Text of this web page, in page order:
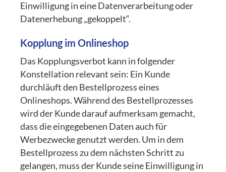
Einwilligung in eine Datenverarbeitung oder
Datenerhebung „gekoppelt“.
Kopplung im Onlineshop
Das Kopplungsverbot kann in folgender
Konstellation relevant sein: Ein Kunde
durchläuft den Bestellprozess eines
Onlineshops. Während des Bestellprozesses
wird der Kunde darauf aufmerksam gemacht,
dass die eingegebenen Daten auch für
Werbezwecke genutzt werden. Um in dem
Bestellprozess zu dem nächsten Schritt zu
gelangen, muss der Kunde seine Einwilligung in